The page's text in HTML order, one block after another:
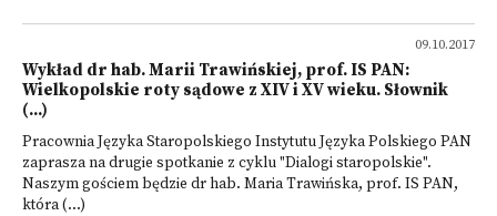
09.10.2017
Wykład dr hab. Marii Trawińskiej, prof. IS PAN:
Wielkopolskie roty sądowe z XIV i XV wieku. Słownik
(...)
Pracownia Języka Staropolskiego Instytutu Języka Polskiego PAN
zaprasza na drugie spotkanie z cyklu "Dialogi staropolskie".
Naszym gościem będzie dr hab. Maria Trawińska, prof. IS PAN,
która (...)